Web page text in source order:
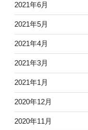
2021年6月
2021年5月
2021年4月
2021年3月
2021年1月
2020年12月
2020年11月